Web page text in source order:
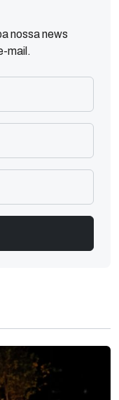
nossa news
mail.